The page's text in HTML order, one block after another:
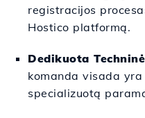
registracijos
Hostico platformą.
Dedikuota
komanda visada
specializuotą